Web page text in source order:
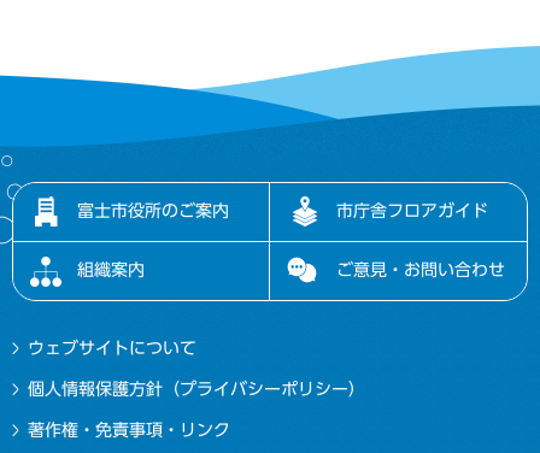
富士市役所のご案内 市庁舎フロアガイド
組織案内 ご意見・お問い合わせ
ウェブサイトについて
個人情報保護方針（プライバシーポリシー）
著作権・免責事項・リンク